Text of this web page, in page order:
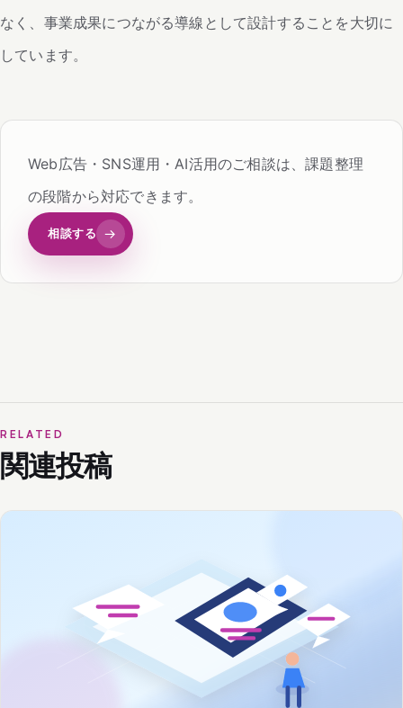
なく、事業成果につながる導線として設計することを大切に
しています。
Web広告・SNS運用・AI活用のご相談は、課題整理
の段階から対応できます。
相談する →
RELATED
関連投稿